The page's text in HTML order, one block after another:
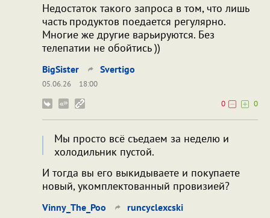
Недостаток такого запроса в том, что лишь
часть продуктов поедается регулярно.
Многие же другие варьируются. Без
телепатии не обойтись ))
BigSister Svertigo
05.06.26
18:00
0
0
Мы просто всё съедаем за неделю и
холодильник пустой.
И тогда вы его выкидываете и покупаете
новый, укомплектованный провизией?
Vinny_The_Poo runcyclexcski